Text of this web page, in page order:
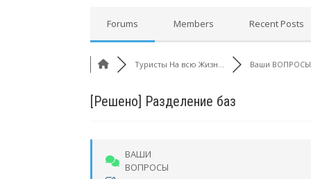
Forums Members Recent Posts
Туристы На всю Жизн... Ваши ВОПРОСЫ
[Решено] Разделение баз
ВАШИ
ВОПРОСЫ